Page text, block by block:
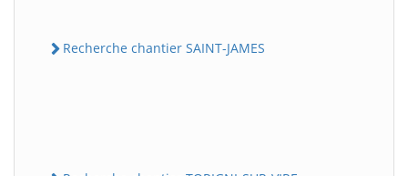
Recherche chantier SAINT-JAMES